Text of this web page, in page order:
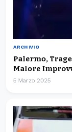
ARCHIVIO
Palermo,
Malore
5 Marzo 2025